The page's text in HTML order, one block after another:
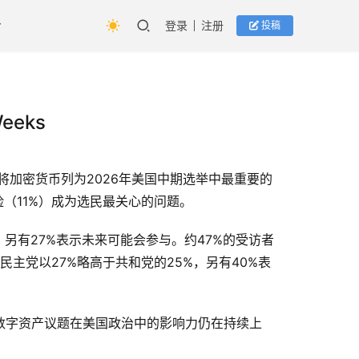
登录 注册 投稿
加密货币列为2026年美国中期选举中最重要的
11%）成为选民最关心的问题。
有27%表示未来可能会参与。约47%的受访者
主党以27%略高于共和党的25%，另有40%表
资产议题在美国政治中的影响力仍在持续上